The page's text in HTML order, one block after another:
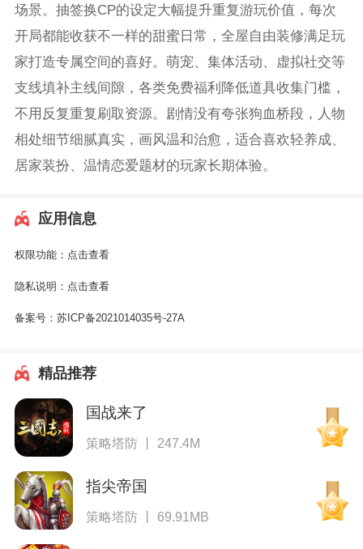
场景。抽签换CP的设定大幅提升重复游玩价值，每次
开局都能收获不一样的甜蜜日常，全屋自由装修满足玩
家打造专属空间的喜好。萌宠、集体活动、虚拟社交等
支线填补主线间隙，各类免费福利降低道具收集门槛，
不用反复重复刷取资源。剧情没有夸张狗血桥段，人物
相处细节细腻真实，画风温和治愈，适合喜欢轻养成、
居家装扮、温情恋爱题材的玩家长期体验。
应用信息
权限功能： 点击查看
隐私说明： 点击查看
备案号： 苏ICP备2021014035号-27A
精品推荐
国战来了
策略塔防 丨 247.4M
指尖帝国
策略塔防 丨 69.91MB